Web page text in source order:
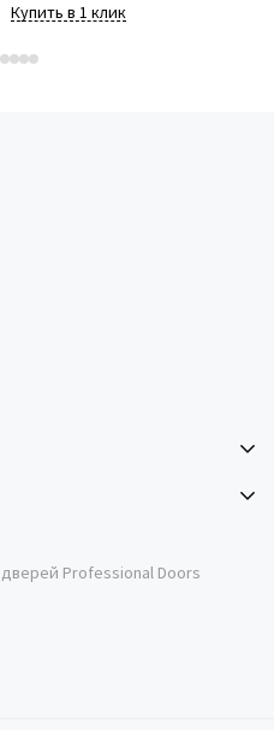
Купить в 1 клик
Professional Doors